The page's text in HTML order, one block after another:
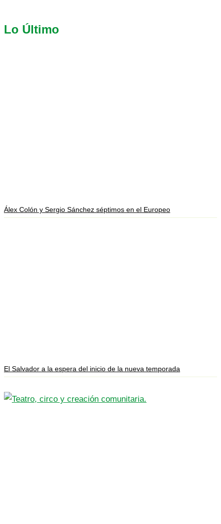
Lo Último
Álex Colón y Sergio Sánchez séptimos en el Europeo
El Salvador a la espera del inicio de la nueva temporada